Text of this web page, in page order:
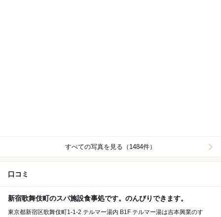
すべての写真を見る（1484件）
口コミ
新宿歌舞伎町のスパ施設食事処です。のんびりできます。
東京都新宿区歌舞伎町1-1-2 テルマー湯内 B1F テルマー湯は吉本興業のす